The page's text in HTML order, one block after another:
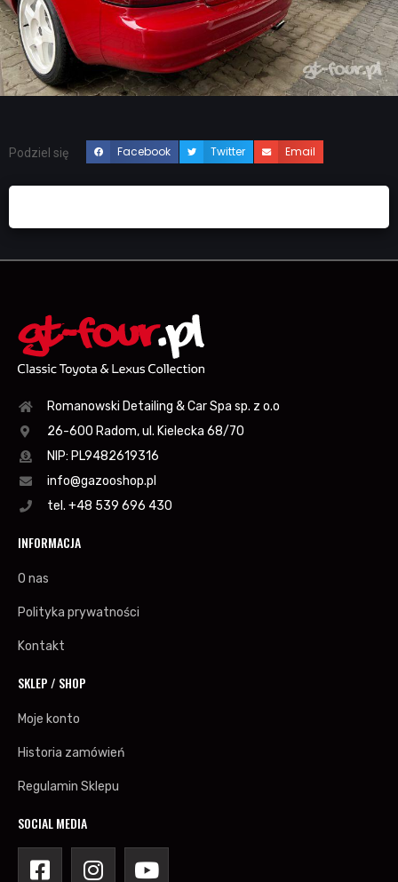
Podziel się Facebook Twitter Email
Romanowski Detailing & Car Spa sp. z o.o
26-600 Radom, ul. Kielecka 68/70
NIP: PL9482619316
info@gazooshop.pl
tel. +48 539 696 430
INFORMACJA
O nas
Polityka prywatności
Kontakt
SKLEP / SHOP
Moje konto
Historia zamówień
Regulamin Sklepu
SOCIAL MEDIA